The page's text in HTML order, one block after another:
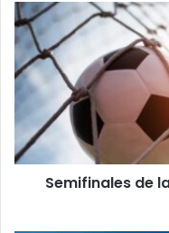
u
r
E
m
l
d
S
e
m
i
n
a
l
Semifinales de